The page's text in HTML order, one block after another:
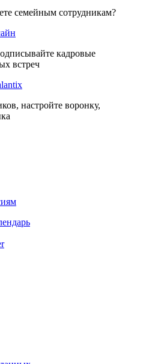
семейным сотрудникам?
кадровые
встреч
настройте воронку,